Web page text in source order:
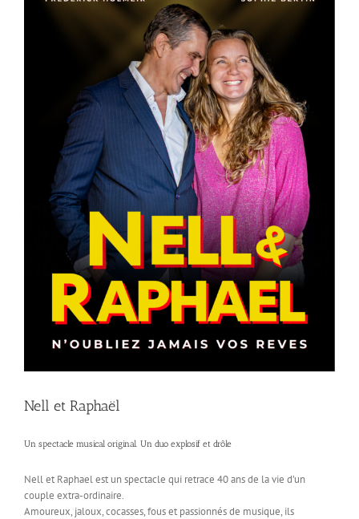
Nell et Raphaël
Un spectacle musical original. Un duo explosif et drôle
Nell et Raphael est un spectacle qui retrace 40 ans de la vie d’un
couple extra-ordinaire.
Amoureux, jaloux, cocasses, fous et passionnés de musique, ils